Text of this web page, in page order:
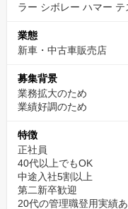
ラー シボレー ハマー
業態
新車・中古車販売店
募集背景
業務拡大のため
業績好調のため
特徴
正社員
40代以上でもOK
中途入社5割以上
第二新卒歓迎
20代の管理職登用実績あ